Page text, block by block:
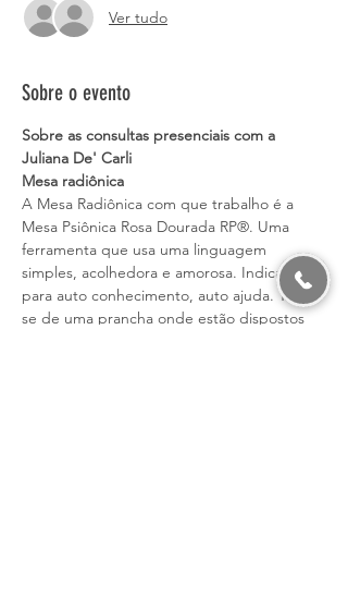
Ver tudo
Sobre o evento
Sobre as consultas presenciais com a
Juliana De' Carli
Mesa radiônica
A Mesa Radiônica com que trabalho é a
Mesa Psiônica Rosa Dourada RP®. Uma
ferramenta que usa uma linguagem
simples, acolhedora e amorosa. Indicada
para auto conhecimento, auto ajuda. Trata-
se de uma prancha onde estão dispostos